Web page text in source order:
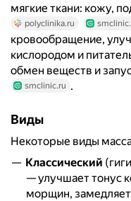
мягкие ткани: кожу,
polyclinika.ru
кровообращение,
кислородом и
обмен веществ и
smclinic.ru .
Виды
Некоторые виды
Классический
— улучшает тонус
морщин,